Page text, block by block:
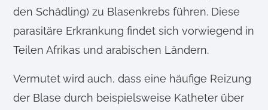
den Schädling) zu Blasenkrebs führen. Diese
parasitäre Erkrankung findet sich vorwiegend in
Teilen Afrikas und arabischen Ländern.
Vermutet wird auch, dass eine häufige Reizung
der Blase durch beispielsweise Katheter über